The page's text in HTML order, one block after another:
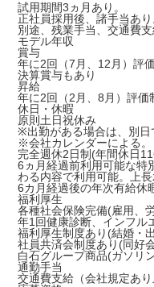
試用期間3ヵ月あり。
正社員採用後、諸手当あ
別途、残業手当、交通費支
モデル年収
賞与
年に2回（7月、12月）評
決算賞与もあり
昇給
年に2回（2月、8月）評価
休日・休暇
原則土日祝休み
※出勤がある場合は、別日
※会社カレンダーによる。
完全週休2日制(年間休日
6ヵ月経過前利用可能な特
わる内容で利用可能。上
6カ月経過後の年次有給休
福利厚生
各種社会保険完備(雇用、
年1回健康診断、インフル
福利厚生制度あり(結婚・
社員共済会制度あり(同好
白石グループ商品(ガソリ
通勤手当
交通費支給（会社規定あり